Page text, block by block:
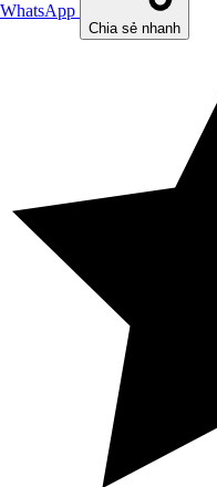
WhatsApp
Chia sẻ nhanh